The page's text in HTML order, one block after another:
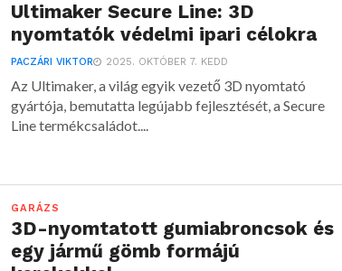
Ultimaker Secure Line: 3D
nyomtatók védelmi ipari célokra
PACZÁRI VIKTOR 2025. OKTÓBER 7. KEDD
Az Ultimaker, a világ egyik vezető 3D nyomtató
gyártója, bemutatta legújabb fejlesztését, a Secure
Line termékcsaládot....
GARÁZS
3D-nyomtatott gumiabroncsok és
egy jármű gömb formájú